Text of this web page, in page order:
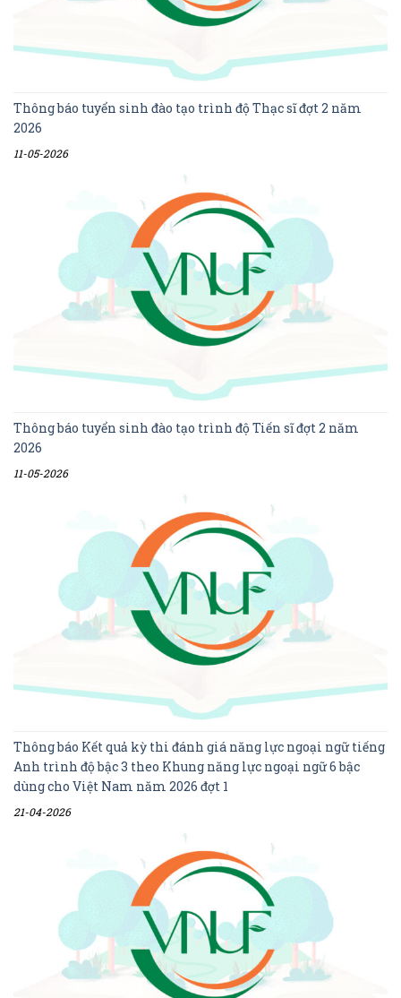
Thông báo tuyển sinh đào tạo trình độ Thạc sĩ đợt 2 năm
2026
11-05-2026
Thông báo tuyển sinh đào tạo trình độ Tiến sĩ đợt 2 năm
2026
11-05-2026
Thông báo Kết quả kỳ thi đánh giá năng lực ngoại ngữ tiếng
Anh trình độ bậc 3 theo Khung năng lực ngoại ngữ 6 bậc
dùng cho Việt Nam năm 2026 đợt 1
21-04-2026